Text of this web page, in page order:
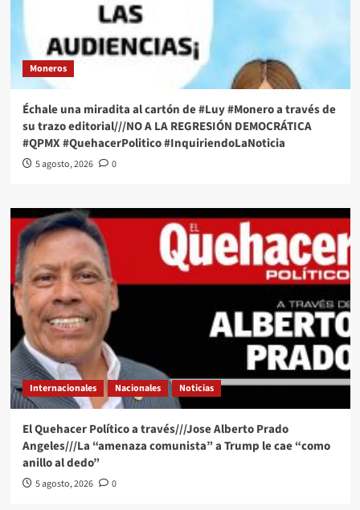
Moneros
Échale una miradita al cartón de #Luy #Monero a través de
su trazo editorial///NO A LA REGRESIÓN DEMOCRÁTICA
#QPMX #QuehacerPolitico #InquiriendoLaNoticia
5 agosto, 2026 0
Internacionales Nacionales Noticias
El Quehacer Político a través///Jose Alberto Prado
Angeles///La “amenaza comunista” a Trump le cae “como
anillo al dedo”
5 agosto, 2026 0